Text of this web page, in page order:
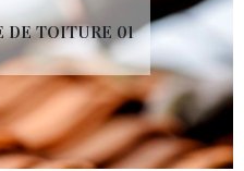
DE TOITURE 01